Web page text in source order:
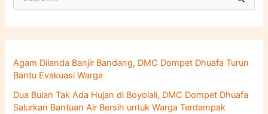
a
t
u
k
:
Agam Dilanda Banjir Bandang, DMC Dompet Dhuafa Turun
Bantu Evakuasi Warga
Dua Bulan Tak Ada Hujan di Boyolali, DMC Dompet Dhuafa
Salurkan Bantuan Air Bersih untuk Warga Terdampak